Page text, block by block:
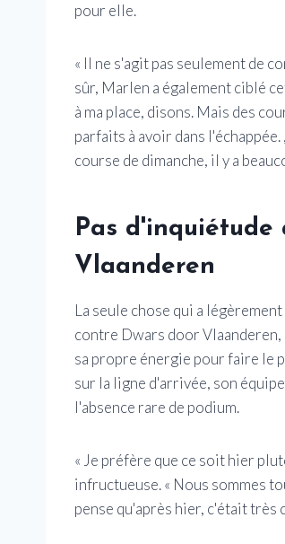
pour elle.
« Il ne s'agit pas seulement de
sûr, Marlen a également ciblé
à ma place, disons. Mais des
parfaits à avoir dans
course de dimanche, il y a
Pas d'inquiétude
Vlaanderen
La seule chose qui a
contre Dwars door
sa propre énergie pour faire le
sur la ligne d'arrivée, son
l'absence rare de podium.
« Je préfère que ce soit hier
infructueuse. « Nous sommes
pense qu'après hier, c'était très